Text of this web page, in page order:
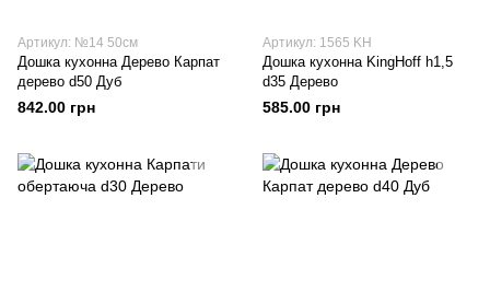
Артикул: №14 50см
Дошка кухонна Дерево Карпат
дерево d50 Дуб
842.00 грн
Артикул: 1565 KH
Дошка кухонна KingHoff h1,5
d35 Дерево
585.00 грн